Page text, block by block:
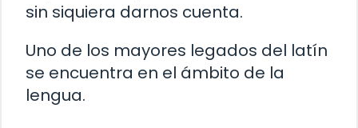
sin siquiera darnos cuenta.
Uno de los mayores legados del latín
se encuentra en el ámbito de la
lengua.